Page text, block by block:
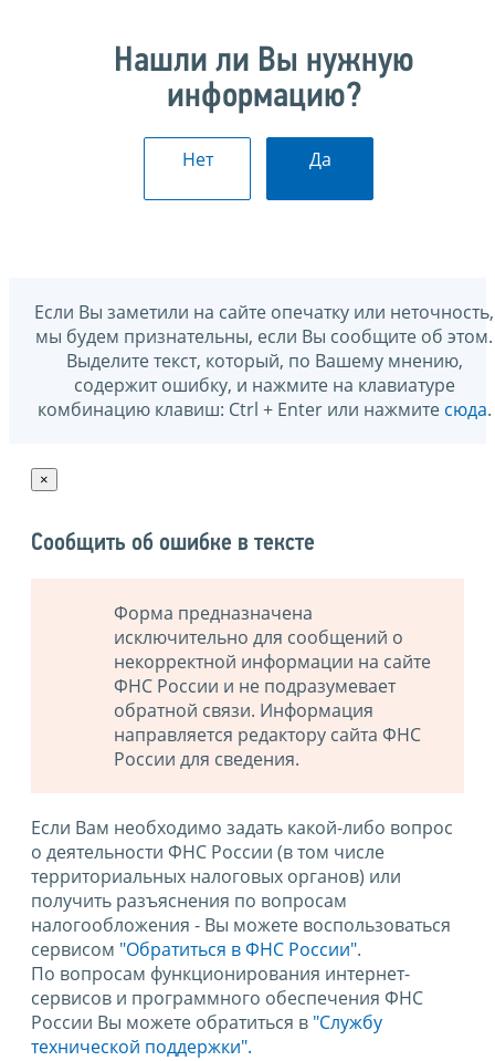
Нашли ли Вы нужную
информацию?
Нет Да
Если Вы заметили на сайте опечатку или неточность,
мы будем признательны, если Вы сообщите об этом.
Выделите текст, который, по Вашему мнению,
содержит ошибку, и нажмите на клавиатуре
комбинацию клавиш: Ctrl + Enter или нажмите сюда.
×
Сообщить об ошибке в тексте
Форма предназначена
исключительно для сообщений о
некорректной информации на сайте
ФНС России и не подразумевает
обратной связи. Информация
направляется редактору сайта ФНС
России для сведения.
Если Вам необходимо задать какой-либо вопрос
о деятельности ФНС России (в том числе
территориальных налоговых органов) или
получить разъяснения по вопросам
налогообложения - Вы можете воспользоваться
сервисом "Обратиться в ФНС России".
По вопросам функционирования интернет-
сервисов и программного обеспечения ФНС
России Вы можете обратиться в "Службу
технической поддержки".